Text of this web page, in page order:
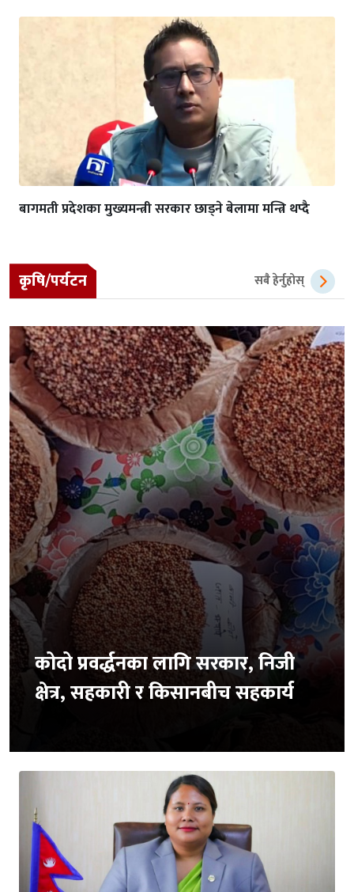
बागमती प्रदेशका मुख्यमन्त्री सरकार छाड्ने बेलामा मन्त्रि थप्दै
कृषि/पर्यटन सबै हेर्नुहोस्
कोदो प्रवर्द्धनका लागि सरकार, निजी
क्षेत्र, सहकारी र किसानबीच सहकार्य